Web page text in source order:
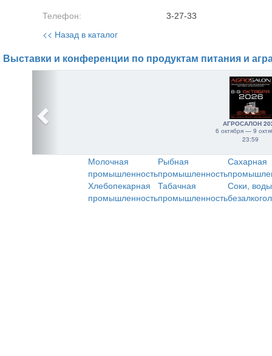
Телефон: 3-27-33
<< Назад в каталог
Выставки и конференции по продуктам питания и
АГРОСАЛОН
6 октября — 9
23:59
Молочная
промышленность
Рыбная
промышленность
Сахарная
Хлебопекарная
промышленность
Табачная
промышленность
Соки,